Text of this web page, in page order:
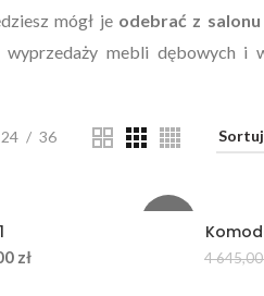
mógł je odebrać z
mebli dębowych i
24 36
zł 4